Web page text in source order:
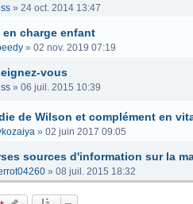
» 24 oct. 2014 13:47
en charge enfant
» 02 nov. 2019 07:19
vous
» 06 juil. 2015 10:39
de Wilson et complément en
» 02 juin 2017 09:05
sources d'information sur la
» 08 juil. 2015 18:32